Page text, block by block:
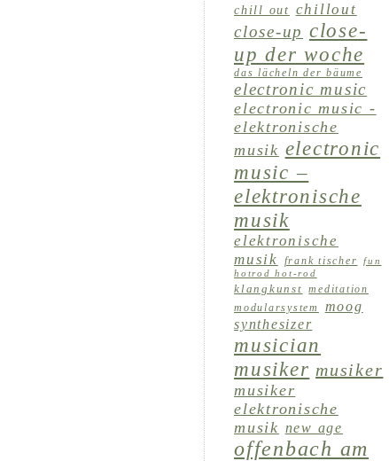
chill out chillout
close-up close-
up der woche
das lächeln der bäume
electronic music
electronic music -
elektronische
musik electronic
music –
elektronische
musik
elektronische
musik
frank tischer fun
hotrod hot-rod
klangkunst meditation
modularsystem
moog
synthesizer
musician
musiker musiker
musiker
elektronische
musik new age
offenbach am